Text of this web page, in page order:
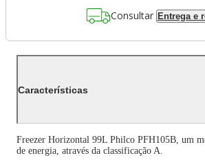
Consultar Entrega e
Características
Freezer Horizontal 99L Philco PFH105B, um
de energia, através da classificação A.